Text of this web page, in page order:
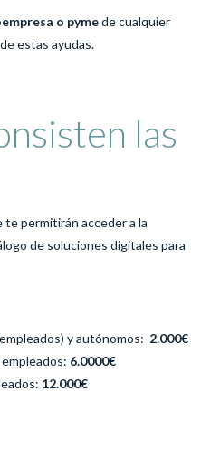
o pymede cualquier
estas ayudas.
las
permitirán acceder a la
de soluciones digitales para
y autónomos: 2.000€
6.0000€
12.000€